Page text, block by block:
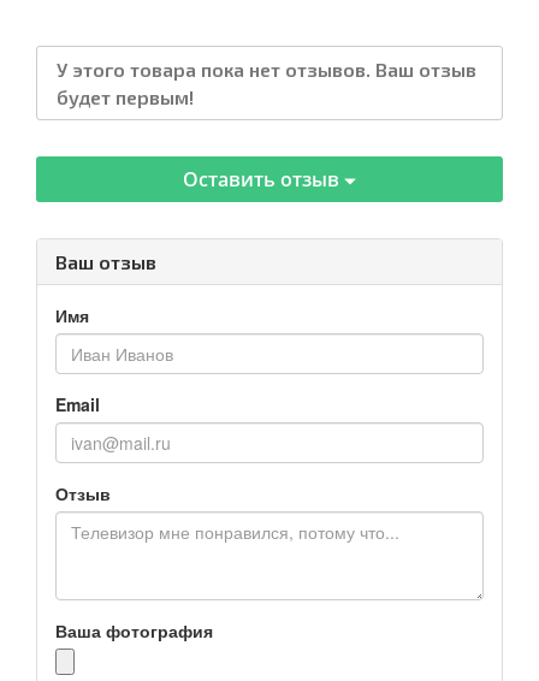
У этого товара пока нет отзывов. Ваш отзыв
будет первым!
Оставить отзыв
Ваш отзыв
Имя
Email
Отзыв
Ваша фотография